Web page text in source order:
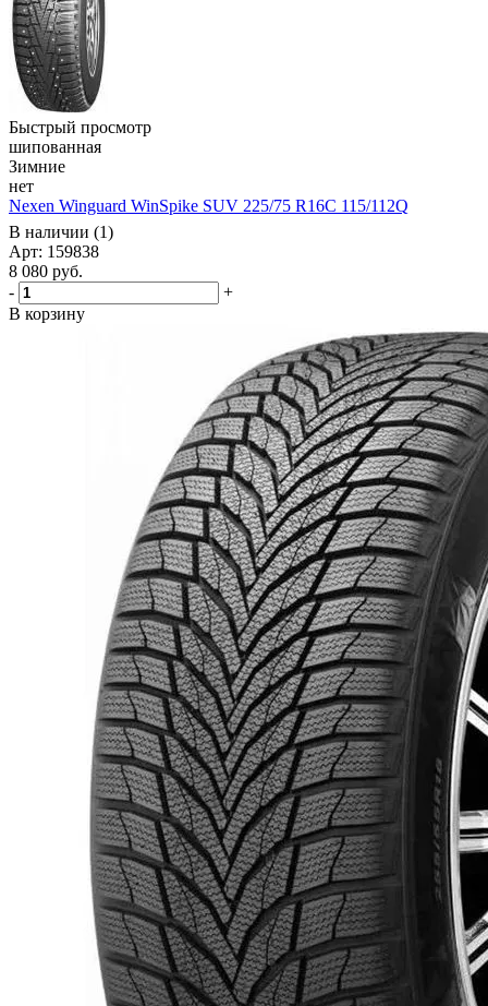
Быстрый просмотр
шипованная
Зимние
нет
Nexen Winguard WinSpike SUV 225/75 R16C 115/112Q
В наличии (1)
Арт: 159838
8 080 руб.
-
+
В корзину